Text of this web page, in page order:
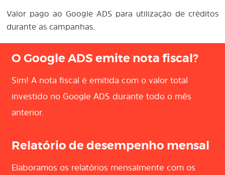
Valor pago ao Google ADS para utilização de créditos
durante as campanhas.
O Google ADS emite nota fiscal?
Sim! A nota fiscal é emitida com o valor total
investido no Google ADS durante todo o mês
anterior.
Relatório de desempenho mensal
Elaboramos os relatórios mensalmente com os